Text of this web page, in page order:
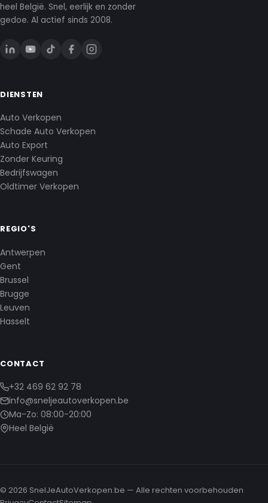
heel België. Snel, eerlijk en zonder
gedoe. Al actief sinds 2008.
DIENSTEN
Auto Verkopen
Schade Auto Verkopen
Auto Export
Zonder Keuring
Bedrijfswagen
Oldtimer Verkopen
REGIO'S
Antwerpen
Gent
Brussel
Brugge
Leuven
Hasselt
CONTACT
+32 469 62 92 78
info@sneljeautoverkopen.be
Ma-Zo: 08:00-20:00
Heel België
© 2026 SnelJeAutoVerkopen.be — Alle rechten voorbehouden